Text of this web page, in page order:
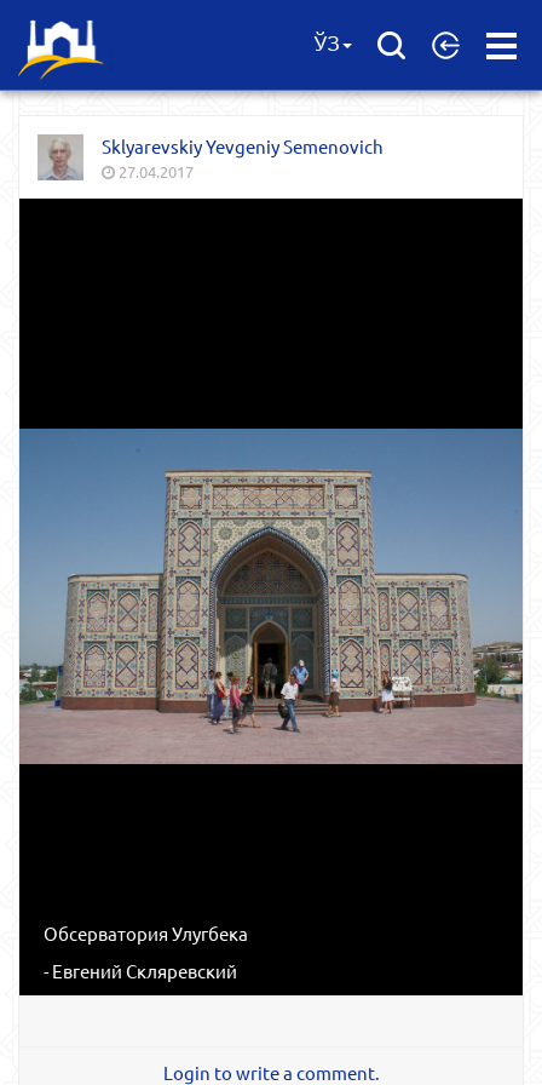
Open
ЎЗ
Sklyarevskiy Yevgeniy Semenovich
27.04.2017
Обсерватория Улугбека
- Евгений Скляревский
Login to write a comment.